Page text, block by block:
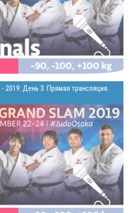
День 3. Прямая трансляция.